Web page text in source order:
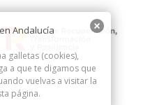
Andalucía
galletas (cookies),
a que te digamos que
vuelvas a visitar la
página.